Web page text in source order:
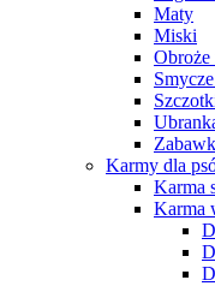
Maty
Miski
Obroże
Karmy dla
Karma
Karma